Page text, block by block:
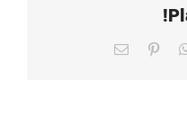
WhatsApp
Pinterest
Email